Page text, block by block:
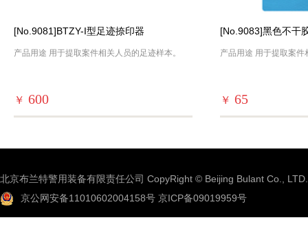
[No.9081]BTZY-I型足迹捺印器
产品用途 用于提取案件相关人员的足迹样本。
￥ 600
[No.9083]黑色不干
产品用途 用于提取案
￥ 65
北京布兰特警用装备有限责任公司 CopyRight © Beijing Bulant Co., LTD.
京公网安备11010602004158号 京ICP备09019959号